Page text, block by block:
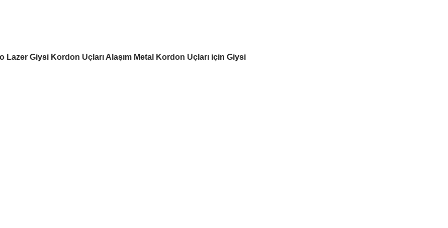
Giysi Kordon Uçları Alaşım Metal Kordon Uçları için Giysi